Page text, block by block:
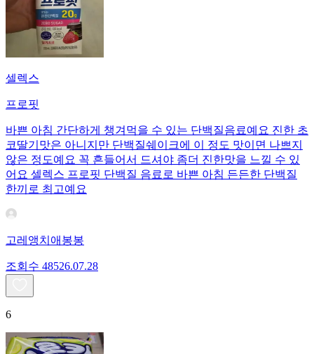
셀렉스
프로핏
바쁜 아침 간단하게 챙겨먹을 수 있는 단백질음료예요 진한 초
코딸기맛은 아니지만 단백질쉐이크에 이 정도 맛이면 나쁘지
않은 정도예요 꼭 흔들어서 드셔야 좀더 진한맛을 느낄 수 있
어요 셀렉스 프로핏 단백질 음료로 바쁜 아침 든든한 단백질
한끼로 최고예요
고레앵치애봉봉
조회수 48526.07.28
6